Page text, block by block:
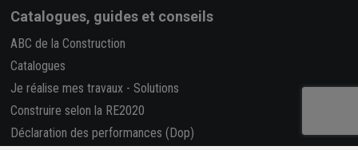
Catalogues, guides et conseils
ABC de la Construction
Catalogues
Je réalise mes travaux - Solutions
Construire selon la RE2020
Déclaration des performances (Dop)